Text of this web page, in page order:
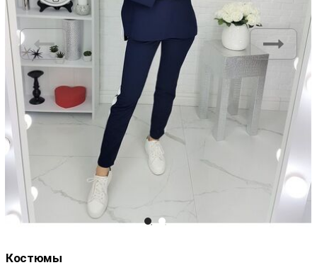
Костюмы